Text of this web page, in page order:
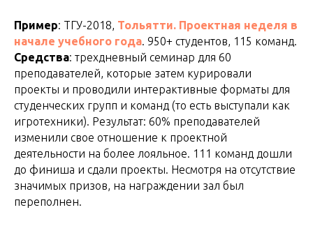
Пример: ТГУ-2018, Тольятти. Проектная неделя в
начале учебного года. 950+ студентов, 115 команд.
Средства: трехдневный семинар для 60
преподавателей, которые затем курировали
проекты и проводили интерактивные форматы для
студенческих групп и команд (то есть выступали как
игротехники). Результат: 60% преподавателей
изменили свое отношение к проектной
деятельности на более лояльное. 111 команд дошли
до финиша и сдали проекты. Несмотря на отсутствие
значимых призов, на награждении зал был
переполнен.